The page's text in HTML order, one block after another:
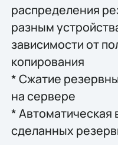
распределения
разным
зависимости от
копирования
* Сжатие
на сервере
* Автоматическая
сделанных